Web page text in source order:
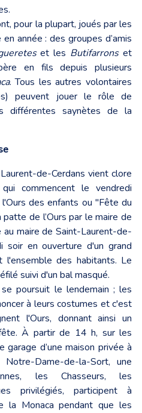
pour la plupart, joués par les
année : des groupes d’amis
et les Butifarronset
en fils depuis plusieurs
. Tous les autres volontaires
peuvent jouer le rôle de
différentes saynètes de la
de-Cerdans vient clore
commencent le vendredi
des enfants ou "Fête du
de l’Ours par le maire de
maire de Saint-Laurent-de-
soir en ouverture d'un grand
l'ensemble des habitants. Le
suivi d'un bal masqué.
se poursuit le lendemain ; les
à leurs costumes et c'est
l'Ours, donnant ainsi un
À partir de 14 h, sur les
d’une maison privée à
Dame-de-la-Sort, une
les Chasseurs, les
privilégiés, participent à
la Monaca pendant que les